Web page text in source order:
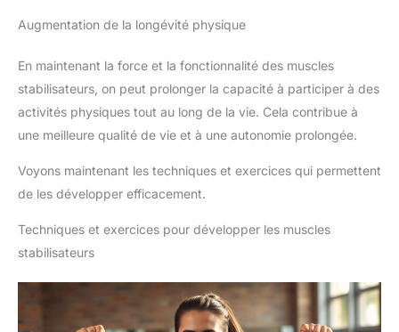
Augmentation de la longévité physique
En maintenant la force et la fonctionnalité des muscles
stabilisateurs, on peut prolonger la capacité à participer à des
activités physiques tout au long de la vie. Cela contribue à
une meilleure qualité de vie et à une autonomie prolongée.
Voyons maintenant les techniques et exercices qui permettent
de les développer efficacement.
Techniques et exercices pour développer les muscles
stabilisateurs